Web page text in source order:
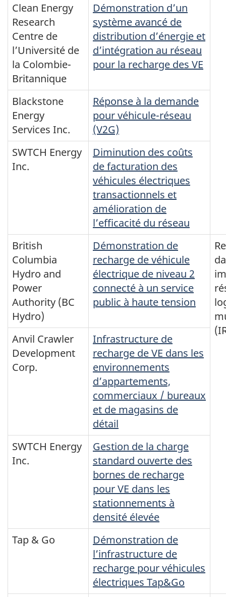
Clean Energy
Research
Centre de
l’Université de
la Colombie-
Britannique
Démonstration d’un
système avancé de
distribution d’énergie et
d’intégration au réseau
pour la recharge des VE
Blackstone
Energy
Services Inc.
Réponse à la demande
pour véhicule-réseau
(V2G)
SWTCH Energy
Inc.
Diminution des coûts
de facturation des
véhicules électriques
transactionnels et
amélioration de
l’efficacité du réseau
British
Columbia
Hydro and
Power
Authority (BC
Hydro)
Démonstration de
recharge de véhicule
électrique de niveau 2
connecté à un service
public à haute tension
Anvil Crawler
Development
Corp.
Infrastructure de
recharge de VE dans les
environnements
d’appartements,
commerciaux / bureaux
et de magasins de
détail
SWTCH Energy
Inc.
Gestion de la charge
standard ouverte des
bornes de recharge
pour VE dans les
stationnements à
densité élevée
Tap & Go
Démonstration de
l’infrastructure de
recharge pour véhicules
électriques Tap&Go